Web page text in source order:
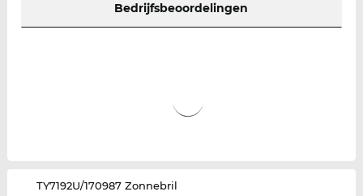
Bedrijfsbeoordelingen
‌TY7192U/170987 Zonnebril